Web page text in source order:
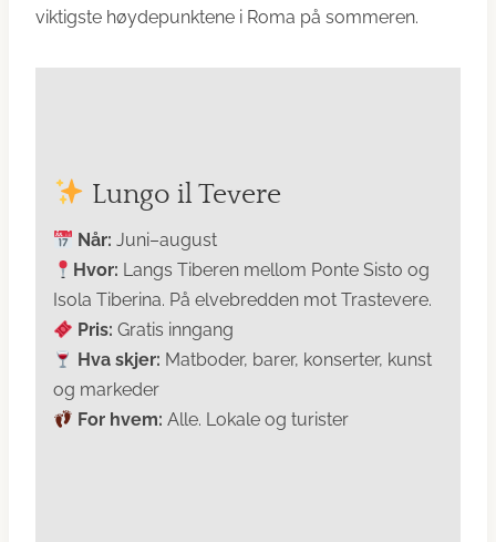
viktigste høydepunktene i Roma på sommeren.
Lungo il Tevere
Når: Juni–august
Hvor: Langs Tiberen mellom Ponte Sisto og
Isola Tiberina. På elvebredden mot Trastevere.
Pris: Gratis inngang
Hva skjer: Matboder, barer, konserter, kunst
og markeder
For hvem: Alle. Lokale og turister